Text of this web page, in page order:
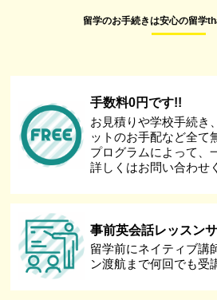
留学のお手続きは安心の留学
手数料0円です!!
お見積りや学校手続き
ットのお手配など全
プログラムによって、
詳しくはお問い合わせ
事前英会話レッスン
留学前にネイティブ講
ン渡航まで何回でも受